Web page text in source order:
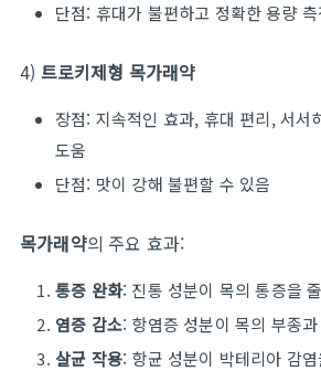
단점: 휴대가 불편하고 정확한 용량
4) 트로키제형 목가래약
장점: 지속적인 효과, 휴대 편리, 서서
도움
단점: 맛이 강해 불편할 수 있음
목가래약의 주요 효과:
통증 완화: 진통 성분이 목의 통증을
염증 감소: 항염증 성분이 목의 부종
살균 작용: 항균 성분이 박테리아 감